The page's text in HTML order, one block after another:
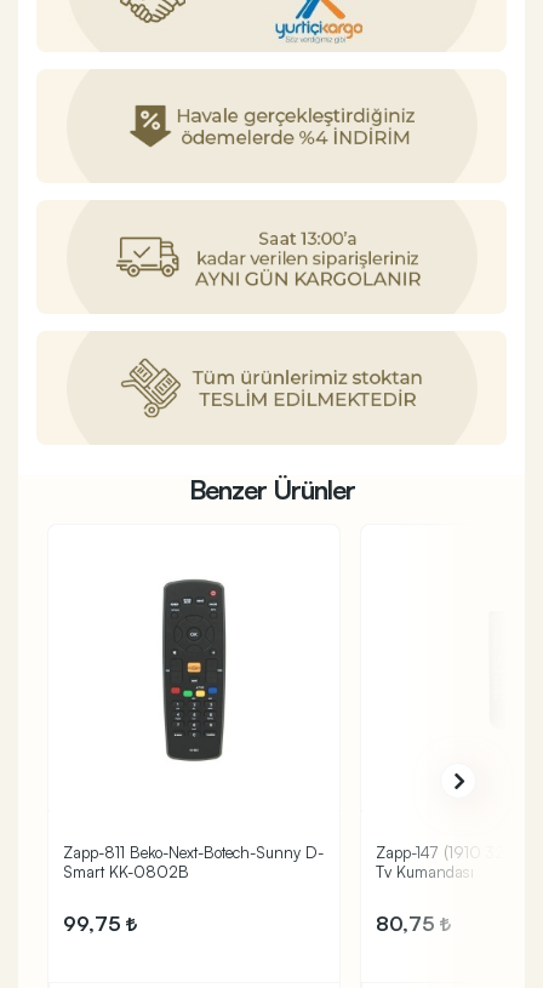
Benzer Ürünler
Zapp-811 Beko-Next-Botech-Sunny D-
Smart KK-0802B
99,75
Zapp-147 (1910 3240
Tv Kumandası
80,75